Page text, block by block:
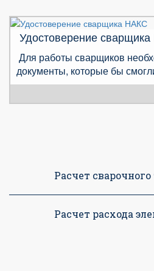
Удостоверение
Для работы сварщиков
документы, которые бы
Расчет
Расчет расхода